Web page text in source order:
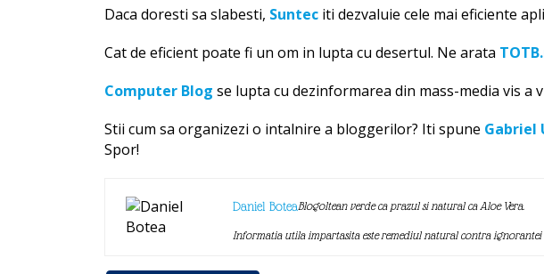
Daca doresti sa slabesti, Suntec iti dezvaluie cele mai eficiente
Cat de eficient poate fi un om in lupta cu desertul. Ne arata
Computer Blog se lupta cu dezinformarea din mass-media vis a
Stii cum sa organizezi o intalnire a bloggerilor? Iti spune Gabriel
Spor!
Daniel BoteaBlogoltean verde ca prazul si natural ca Aloe Vera.
Informatia utila impartasita este remediul natural contra ignorantei